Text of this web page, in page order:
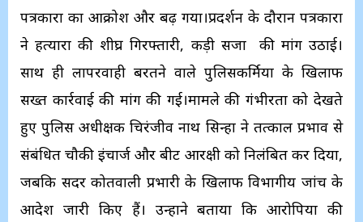
पत्रकारों का आक्रोश और बढ़ गया।प्रदर्शन के दौरान पत्रकारों
ने हत्यारों की शीघ्र गिरफ्तारी, कड़ी सजा की मांग उठाई।
साथ ही लापरवाही बरतने वाले पुलिसकर्मियों के खिलाफ
सख्त कार्रवाई की मांग की गई।मामले की गंभीरता को देखते
हुए पुलिस अधीक्षक चिरंजीव नाथ सिन्हा ने तत्काल प्रभाव से
संबंधित चौकी इंचार्ज और बीट आरक्षी को निलंबित कर दिया,
जबकि सदर कोतवाली प्रभारी के खिलाफ विभागीय जांच के
आदेश जारी किए हैं। उन्होंने बताया कि आरोपियों की